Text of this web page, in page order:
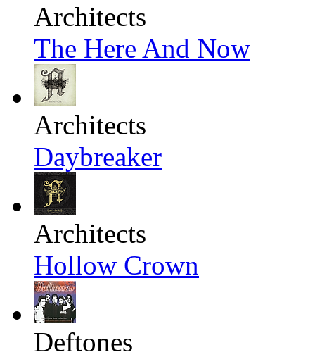
Architects
The Here And Now
Architects
Daybreaker
Architects
Hollow Crown
Deftones